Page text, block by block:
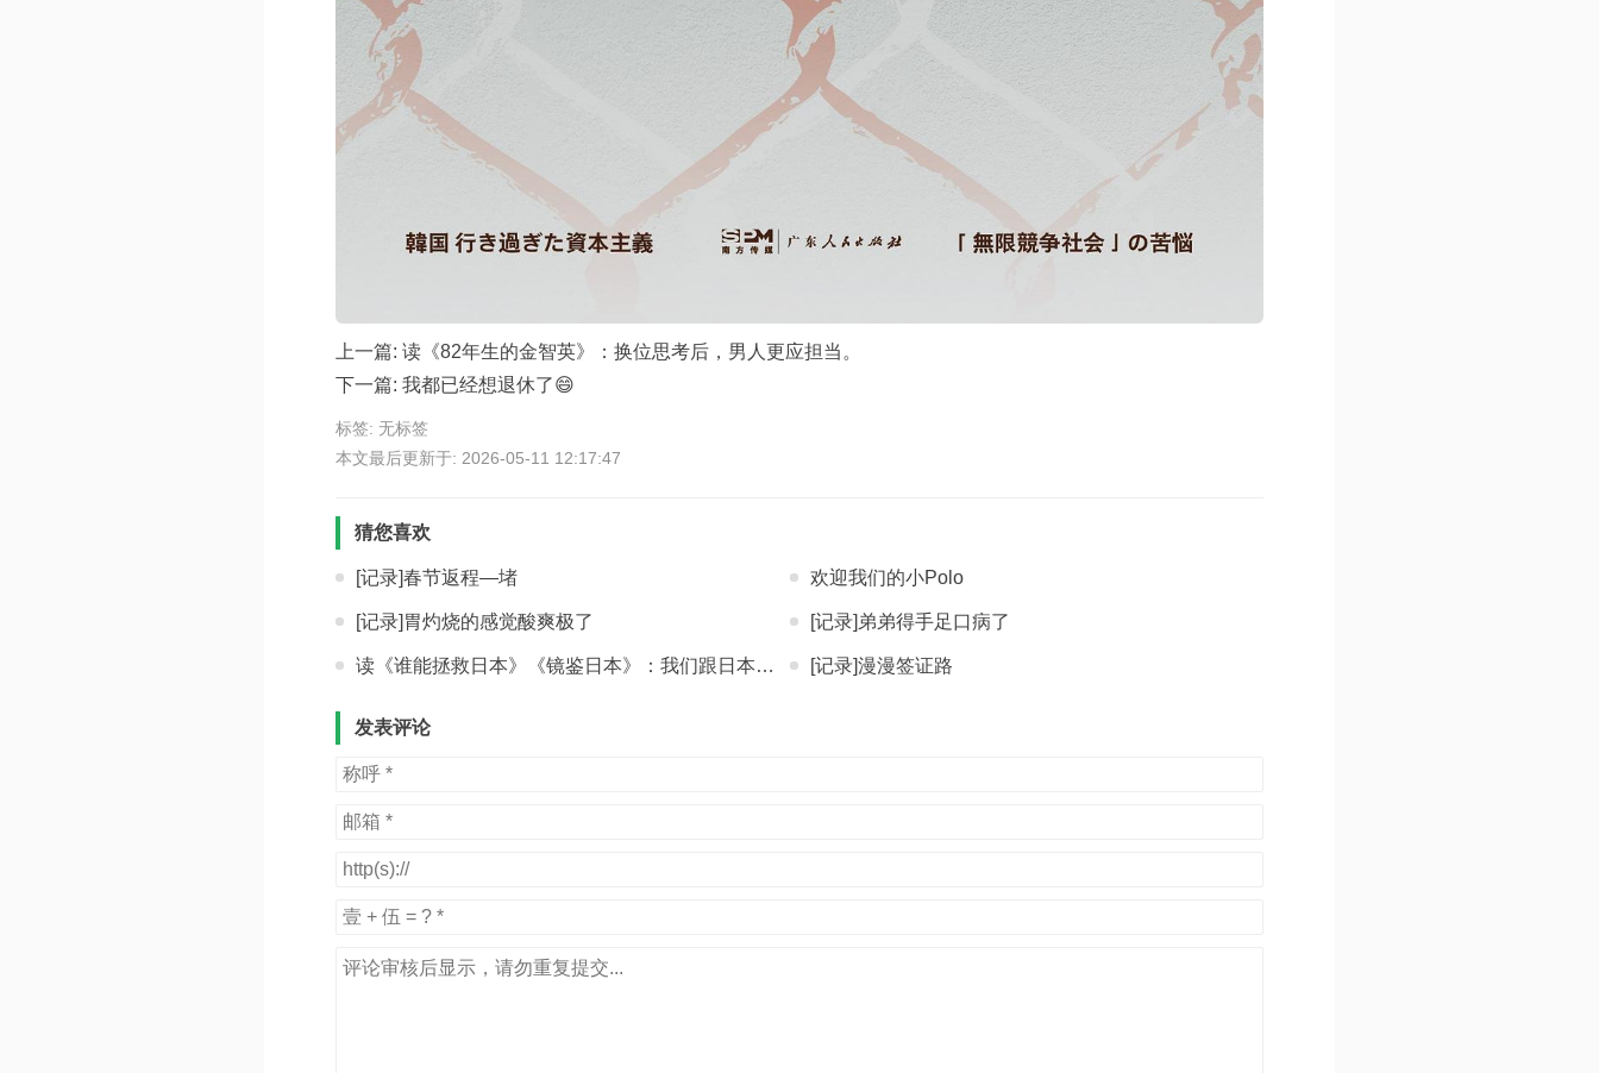
上一篇: 读《82年生的金智英》：换位思考后，男人更应担当。
下一篇: 我都已经想退休了😄
标签: 无标签
本文最后更新于: 2026-05-11 12:17:47
猜您喜欢
[记录]春节返程—堵 欢迎我们的小Polo
[记录]胃灼烧的感觉酸爽极了 [记录]弟弟得手足口病了
读《谁能拯救日本》《镜鉴日本》：我们跟日本学什么？ [记录]漫漫签证路
发表评论